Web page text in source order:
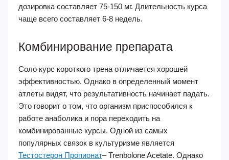
дозировка составляет 75-150 мг. Длительность курса
чаще всего составляет 6-8 недель.
Комбинирование препарата
Соло курс короткого трена отличается хорошей
эффективностью. Однако в определенный момент
атлеты видят, что результативность начинает падать.
Это говорит о том, что организм приспособился к
работе анаболика и пора переходить на
комбинированные курсы. Одной из самых
популярных связок в культуризме является
Тестостерон Пропионат– Trenbolone Acetate. Однако